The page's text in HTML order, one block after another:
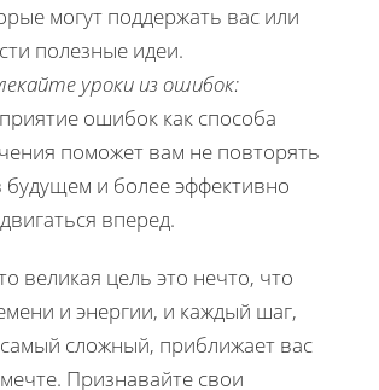
могут поддержать вас или
полезные идеи.
уроки из ошибок:
ошибок как способа
поможет вам не повторять
будущем и более эффективно
вперед.
великая цель это нечто, что
и энергии, и каждый шаг,
сложный, приближает вас
Признавайте свои